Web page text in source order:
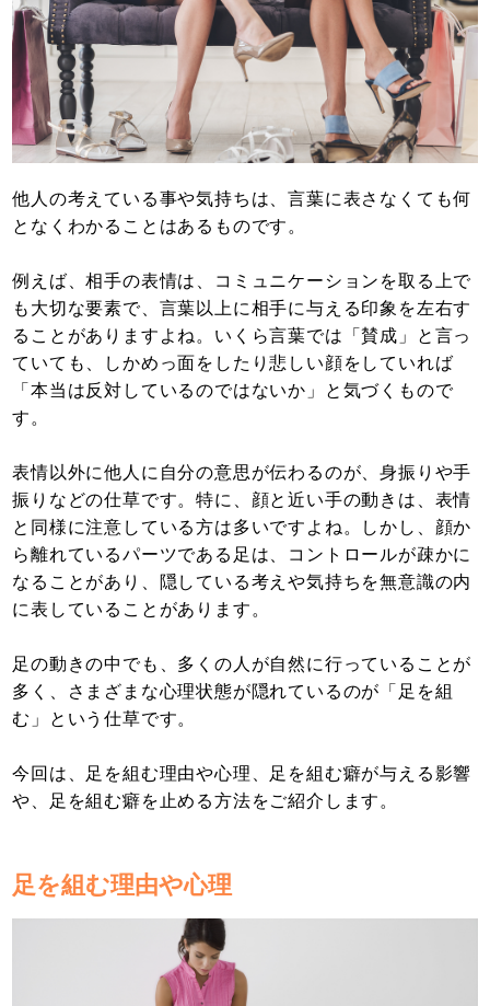
他人の考えている事や気持ちは、言葉に表さなくても何
となくわかることはあるものです。
例えば、相手の表情は、コミュニケーションを取る上で
も大切な要素で、言葉以上に相手に与える印象を左右す
ることがありますよね。いくら言葉では「賛成」と言っ
ていても、しかめっ面をしたり悲しい顔をしていれば
「本当は反対しているのではないか」と気づくもので
す。
表情以外に他人に自分の意思が伝わるのが、身振りや手
振りなどの仕草です。特に、顔と近い手の動きは、表情
と同様に注意している方は多いですよね。しかし、顔か
ら離れているパーツである足は、コントロールが疎かに
なることがあり、隠している考えや気持ちを無意識の内
に表していることがあります。
足の動きの中でも、多くの人が自然に行っていることが
多く、さまざまな心理状態が隠れているのが「足を組
む」という仕草です。
今回は、足を組む理由や心理、足を組む癖が与える影響
や、足を組む癖を止める方法をご紹介します。
足を組む理由や心理